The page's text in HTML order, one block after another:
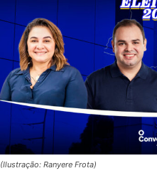
(Ilustração: Ranyere Frota)